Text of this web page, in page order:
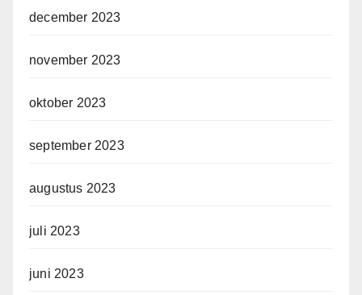
december 2023
november 2023
oktober 2023
september 2023
augustus 2023
juli 2023
juni 2023